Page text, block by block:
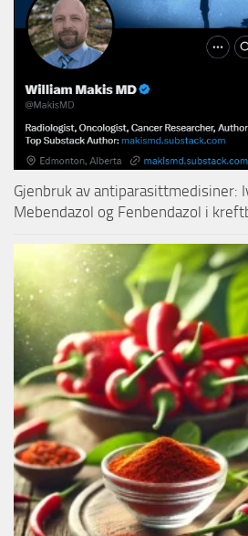
Gjenbruk av antiparasittmedisiner:
Mebendazol og Fenbendazol i